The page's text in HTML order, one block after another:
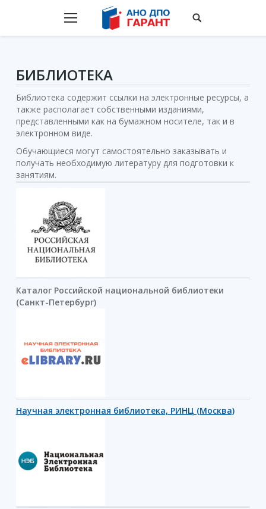
БИБЛИОТЕКА
Библиотека содержит ссылки на электронные ресурсы, а
также располагает собственными изданиями,
представленными как на бумажном носителе, так и в
электронном виде.
Обучающиеся могут самостоятельно заказывать и
получать необходимую литературу для подготовки к
занятиям.
Каталог Российской национальной библиотеки
(Санкт-Петербург)
Научная электронная библиотека, РИНЦ (Москва)